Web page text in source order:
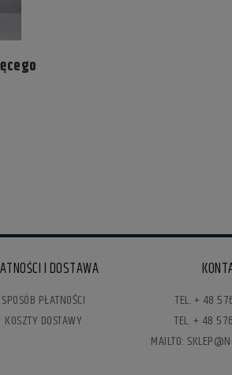
I DOSTAWA
SPOSÓB PŁATNOŚCI
KOSZTY DOSTAWY
TEL. + 48
TEL. + 48
MAILTO: